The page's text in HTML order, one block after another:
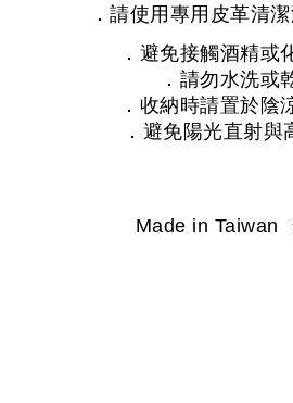
．請使用專用皮革清
．避免接觸酒精或
．請勿水洗或
．收納時請置於陰
．避免陽光直射與
Made in Taiwan